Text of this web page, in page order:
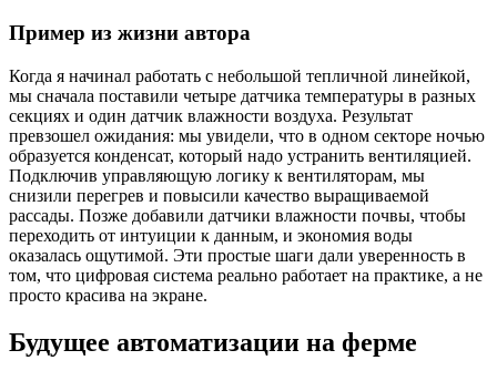
Пример из жизни автора
Когда я начинал работать с небольшой тепличной линейкой,
мы сначала поставили четыре датчика температуры в разных
секциях и один датчик влажности воздуха. Результат
превзошел ожидания: мы увидели, что в одном секторе ночью
образуется конденсат, который надо устранить вентиляцией.
Подключив управляющую логику к вентиляторам, мы
снизили перегрев и повысили качество выращиваемой
рассады. Позже добавили датчики влажности почвы, чтобы
переходить от интуиции к данным, и экономия воды
оказалась ощутимой. Эти простые шаги дали уверенность в
том, что цифровая система реально работает на практике, а не
просто красива на экране.
Будущее автоматизации на ферме